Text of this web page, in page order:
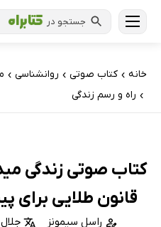
جستجو در
خانه › کتاب‌ صوتی › روانشناسی ›
› راه و رسم زندگی
کتاب صوتی زندگی
قانون طلایی برای
راسل سیمونز